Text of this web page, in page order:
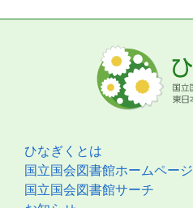
ひなぎくとは
国立国会図書館ホームページ
国立国会図書館サーチ